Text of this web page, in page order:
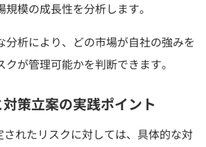
模の成長性を分析します。
分析により、どの市場が自社の強みを
が管理可能かを判断できます。
策立案の実践ポイント
れたリスクに対しては、具体的な対